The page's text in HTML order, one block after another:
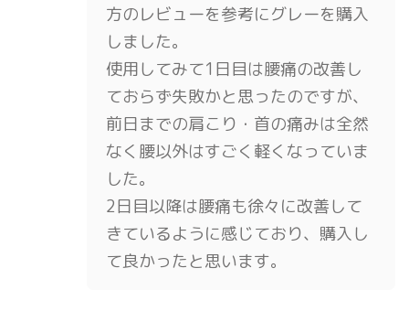
方のレビューを参考にグレーを購入
しました。
使用してみて1日目は腰痛の改善し
ておらず失敗かと思ったのですが、
前日までの肩こり・首の痛みは全然
なく腰以外はすごく軽くなっていま
した。
2日目以降は腰痛も徐々に改善して
きているように感じており、購入し
て良かったと思います。